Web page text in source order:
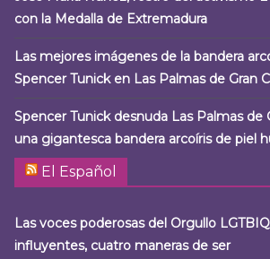
con la Medalla de Extremadura
Las mejores imágenes de la bandera
Spencer Tunick en Las Palmas de Gran
Spencer Tunick desnuda Las Palmas de
una gigantesca bandera arcoíris de piel
El Español
Las voces poderosas del Orgullo
influyentes, cuatro maneras de ser